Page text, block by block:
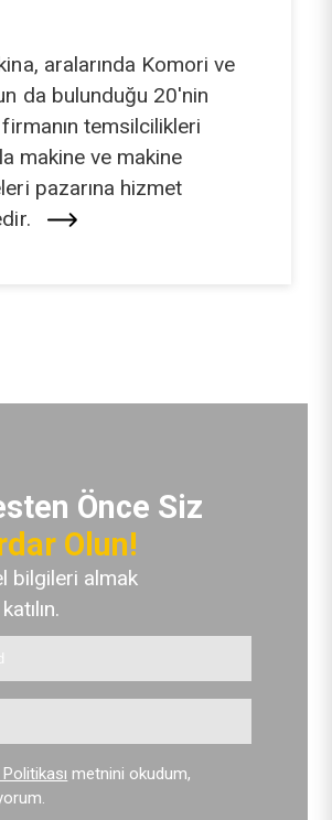
aralarında Komori ve
da bulunduğu 20'nin
temsilcilikleri
makine ve makine
pazarına hizmet
Önce Siz
Olun!
bilgileri almak
metnini okudum,